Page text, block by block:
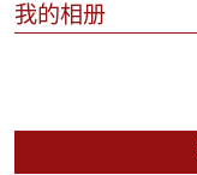
我的相册